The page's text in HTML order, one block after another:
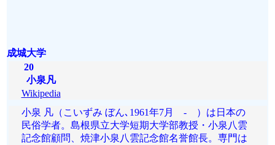
成城大学
20
小泉凡
Wikipedia
小泉 凡（こいずみ ぼん､1961年7月 - ）は日本の
民俗学者。島根県立大学短期大学部教授・小泉八雲
記念館顧問、焼津小泉八雲記念館名誉館長。専門は